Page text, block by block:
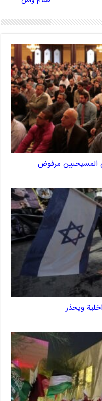
المسيحيين مرفوض
ويحذر